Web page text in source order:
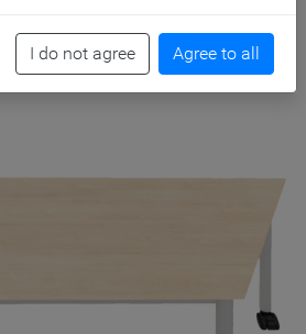
I do not agree Agree to all